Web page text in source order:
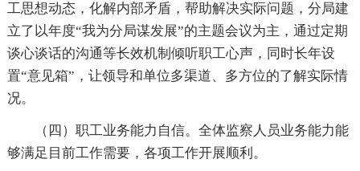
工思想动态，化解内部矛盾，帮助解决实际问题，分局建
立了以年度“我为分局谋发展”的主题会议为主，通过定期
谈心谈话的沟通等长效机制倾听职工心声，同时长年设
置“意见箱”，让领导和单位多渠道、多方位的了解实际情
况。
（四）职工业务能力自信。全体监察人员业务能力能
够满足目前工作需要，各项工作开展顺利。